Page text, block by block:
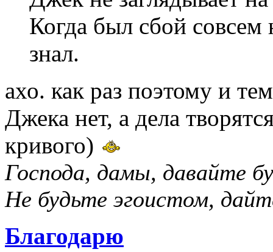
Когда был сбой совсем
знал.
ахо. как раз поэтому и
Джека нет, а дела
кривого)
Господа, дамы, давайте
Не будьте эгоистом,
Благодарю